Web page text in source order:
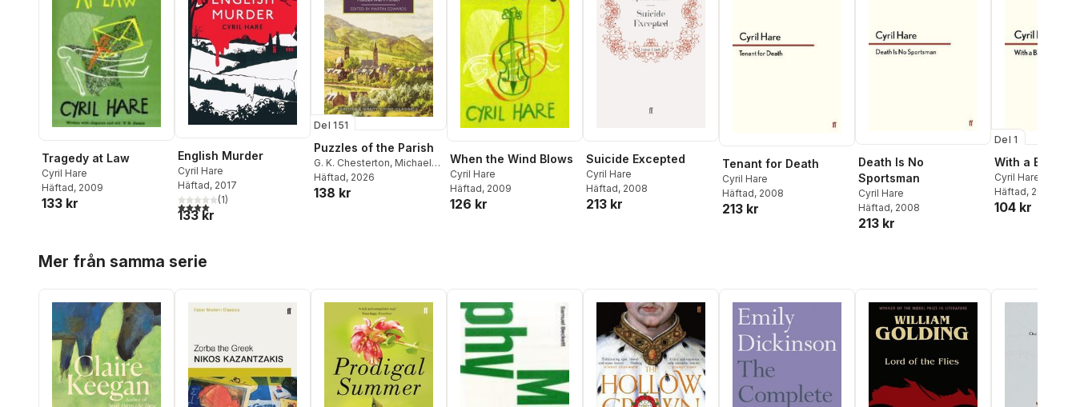
Tragedy at Law
Cyril Hare
Häftad, 2009
133 kr
English Murder
Cyril Hare
Häftad, 2017
4,0utav 5 stjärnor. Totalt antal röster:
(1)
133 kr
Del 151
Puzzles of the Parish
G. K. Chesterton, Michael
Gilbert, Joyce Porter
Bailey,Cyril Hare
Häftad, 2026
138 kr
When the Wind Blows
Cyril Hare
Häftad, 2009
126 kr
Suicide Excepted
Cyril Hare
Häftad, 2008
213 kr
Tenant for Death
Cyril Hare
Häftad, 2008
213 kr
Death Is No
Sportsman
Cyril Hare
Häftad, 2008
213 kr
Del 1
With a Bare
Cyril Hare
Häftad, 2008
104 kr
Mer från samma serie